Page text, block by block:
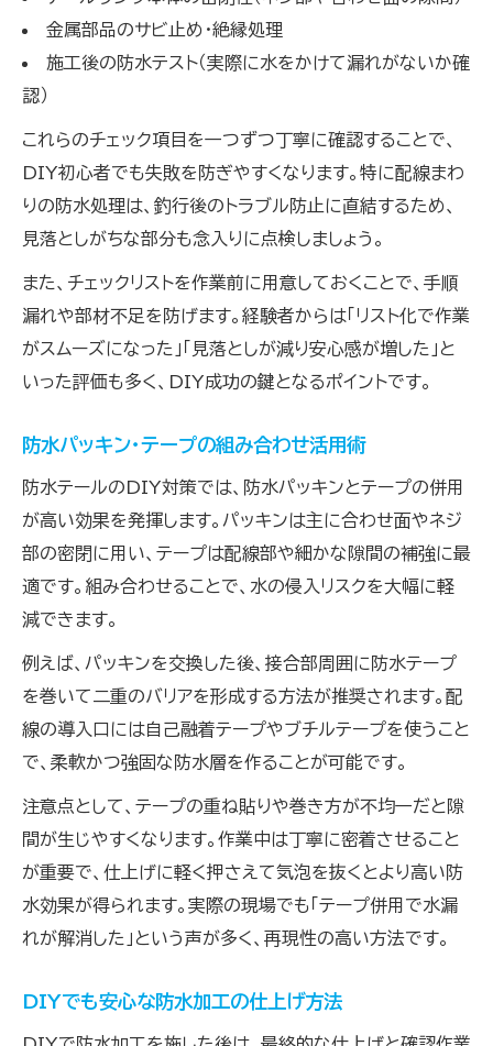
金属部品のサビ止め・絶縁処理
施工後の防水テスト（実際に水をかけて漏れがないか確
認）
これらのチェック項目を一つずつ丁寧に確認することで、
DIY初心者でも失敗を防ぎやすくなります。特に配線まわ
りの防水処理は、釣行後のトラブル防止に直結するため、
見落としがちな部分も念入りに点検しましょう。
また、チェックリストを作業前に用意しておくことで、手順
漏れや部材不足を防げます。経験者からは「リスト化で作業
がスムーズになった」「見落としが減り安心感が増した」と
いった評価も多く、DIY成功の鍵となるポイントです。
防水パッキン・テープの組み合わせ活用術
防水テールのDIY対策では、防水パッキンとテープの併用
が高い効果を発揮します。パッキンは主に合わせ面やネジ
部の密閉に用い、テープは配線部や細かな隙間の補強に最
適です。組み合わせることで、水の侵入リスクを大幅に軽
減できます。
例えば、パッキンを交換した後、接合部周囲に防水テープ
を巻いて二重のバリアを形成する方法が推奨されます。配
線の導入口には自己融着テープやブチルテープを使うこと
で、柔軟かつ強固な防水層を作ることが可能です。
注意点として、テープの重ね貼りや巻き方が不均一だと隙
間が生じやすくなります。作業中は丁寧に密着させること
が重要で、仕上げに軽く押さえて気泡を抜くとより高い防
水効果が得られます。実際の現場でも「テープ併用で水漏
れが解消した」という声が多く、再現性の高い方法です。
DIYでも安心な防水加工の仕上げ方法